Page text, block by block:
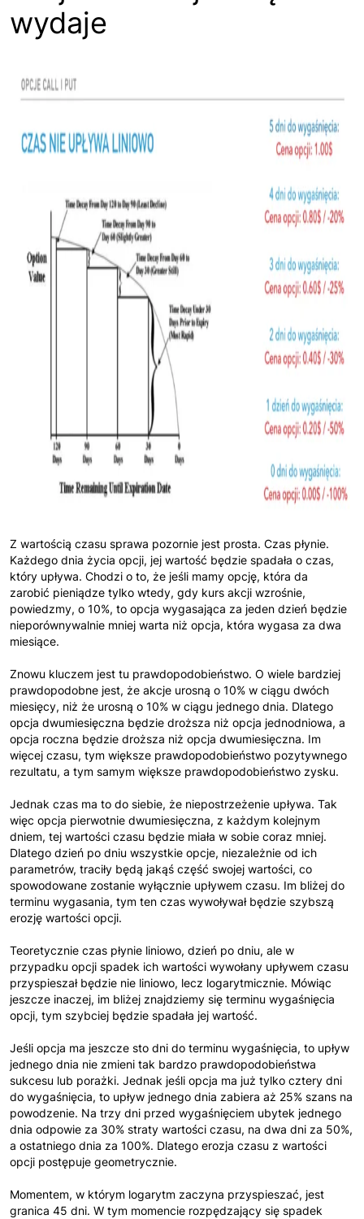
wydaje
Z wartością czasu sprawa pozornie jest prosta. Czas płynie.
Każdego dnia życia opcji, jej wartość będzie spadała o czas,
który upływa. Chodzi o to, że jeśli mamy opcję, która da
zarobić pieniądze tylko wtedy, gdy kurs akcji wzrośnie,
powiedzmy, o 10%, to opcja wygasająca za jeden dzień będzie
nieporównywalnie mniej warta niż opcja, która wygasa za dwa
miesiące.
Znowu kluczem jest tu prawdopodobieństwo. O wiele bardziej
prawdopodobne jest, że akcje urosną o 10% w ciągu dwóch
miesięcy, niż że urosną o 10% w ciągu jednego dnia. Dlatego
opcja dwumiesięczna będzie droższa niż opcja jednodniowa, a
opcja roczna będzie droższa niż opcja dwumiesięczna. Im
więcej czasu, tym większe prawdopodobieństwo pozytywnego
rezultatu, a tym samym większe prawdopodobieństwo zysku.
Jednak czas ma to do siebie, że niepostrzeżenie upływa. Tak
więc opcja pierwotnie dwumiesięczna, z każdym kolejnym
dniem, tej wartości czasu będzie miała w sobie coraz mniej.
Dlatego dzień po dniu wszystkie opcje, niezależnie od ich
parametrów, traciły będą jakąś część swojej wartości, co
spowodowane zostanie wyłącznie upływem czasu. Im bliżej do
terminu wygasania, tym ten czas wywoływał będzie szybszą
erozję wartości opcji.
Teoretycznie czas płynie liniowo, dzień po dniu, ale w
przypadku opcji spadek ich wartości wywołany upływem czasu
przyspieszał będzie nie liniowo, lecz logarytmicznie. Mówiąc
jeszcze inaczej, im bliżej znajdziemy się terminu wygaśnięcia
opcji, tym szybciej będzie spadała jej wartość.
Jeśli opcja ma jeszcze sto dni do terminu wygaśnięcia, to upływ
jednego dnia nie zmieni tak bardzo prawdopodobieństwa
sukcesu lub porażki. Jednak jeśli opcja ma już tylko cztery dni
do wygaśnięcia, to upływ jednego dnia zabiera aż 25% szans na
powodzenie. Na trzy dni przed wygaśnięciem ubytek jednego
dnia odpowie za 30% straty wartości czasu, na dwa dni za 50%,
a ostatniego dnia za 100%. Dlatego erozja czasu z wartości
opcji postępuje geometrycznie.
Momentem, w którym logarytm zaczyna przyspieszać, jest
granica 45 dni. W tym momencie rozpędzający się spadek